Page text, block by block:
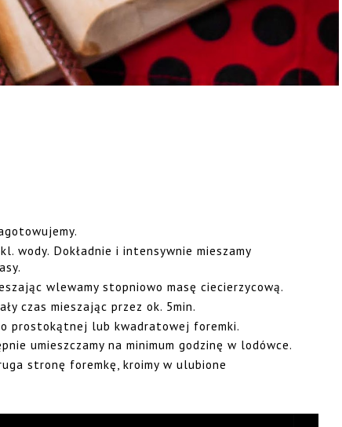
wody. Dokładnie i intensywnie mieszamy
wlewamy stopniowo masę ciecierzycową.
czas mieszając przez ok. 5min.
prostokątnej lub kwadratowej foremki.
umieszczamy na minimum godzinę w lodówce.
stronę foremkę, kroimy w ulubione